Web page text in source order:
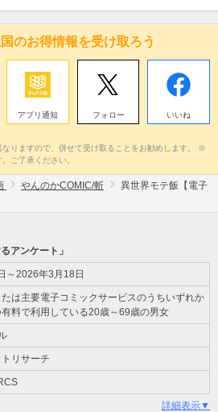
のお得情報を受け取ろう
アプリ通知 フォロー いいね
りますので、併せて受け取ることをお勧めします。 ※
ご了承ください。
やんのかCOMIC/斬
異世界モテ飯【電子
アンケート」
～2026年3月18日
は主要電子コミックサービスのうちいずれか
料で利用している20歳～69歳の男女
リサーチ
詳細表示▼